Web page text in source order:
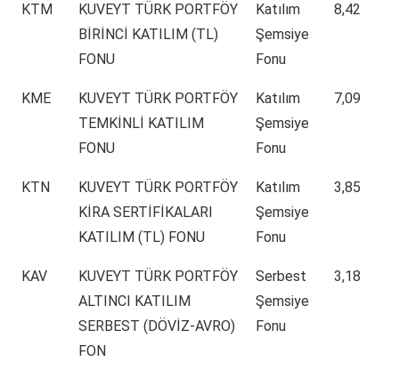
KTM
KUVEYT TÜRK PORTFÖY
BİRİNCİ KATILIM (TL)
FONU
Katılım
Şemsiye
Fonu
8,42
KME
KUVEYT TÜRK PORTFÖY
TEMKİNLİ KATILIM
FONU
Katılım
Şemsiye
Fonu
7,09
KTN
KUVEYT TÜRK PORTFÖY
KİRA SERTİFİKALARI
KATILIM (TL) FONU
Katılım
Şemsiye
Fonu
3,85
KAV
KUVEYT TÜRK PORTFÖY
ALTINCI KATILIM
SERBEST (DÖVİZ-AVRO)
FON
Serbest
Şemsiye
Fonu
3,18